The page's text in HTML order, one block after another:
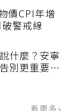
價CPI年增
警戒線
什麼？安寧
別更重要，